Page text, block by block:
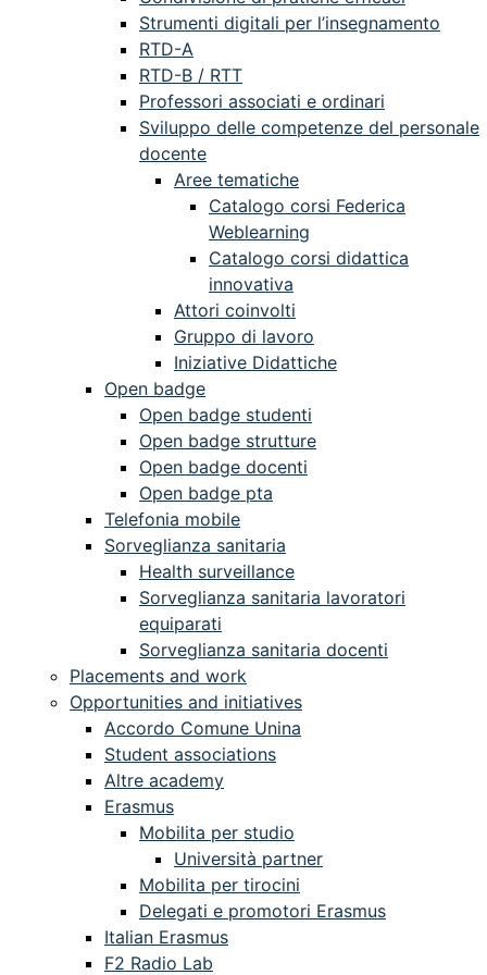
Strumenti digitali per l’insegnamento
RTD-A
RTD-B / RTT
Professori associati e ordinari
Sviluppo delle competenze del personale
docente
Aree tematiche
Catalogo corsi Federica
Weblearning
Catalogo corsi didattica
innovativa
Attori coinvolti
Gruppo di lavoro
Iniziative Didattiche
Open badge
Open badge studenti
Open badge strutture
Open badge docenti
Open badge pta
Telefonia mobile
Sorveglianza sanitaria
Health surveillance
Sorveglianza sanitaria lavoratori
equiparati
Sorveglianza sanitaria docenti
Placements and work
Opportunities and initiatives
Accordo Comune Unina
Student associations
Altre academy
Erasmus
Mobilita per studio
Università partner
Mobilita per tirocini
Delegati e promotori Erasmus
Italian Erasmus
F2 Radio Lab